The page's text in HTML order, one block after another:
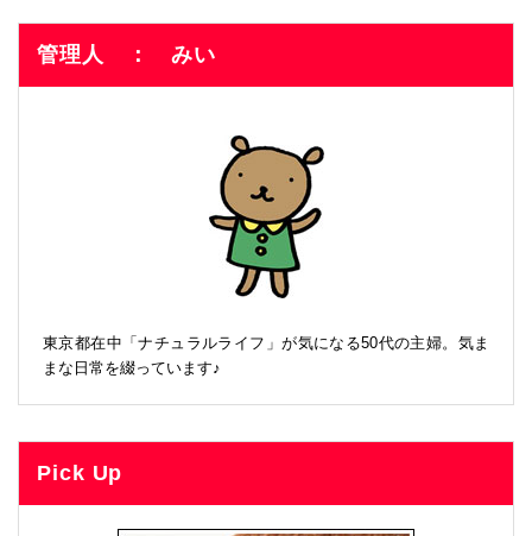
管理人 ： みい
東京都在中「ナチュラルライフ」が気になる50代の主婦。気ま
まな日常を綴っています♪
Pick Up